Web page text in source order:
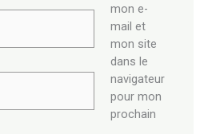
mon e-
mail et
mon site
dans le
navigateur
pour mon
prochain